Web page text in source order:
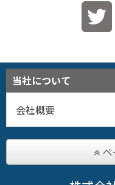
当社について
会社概要
ペ